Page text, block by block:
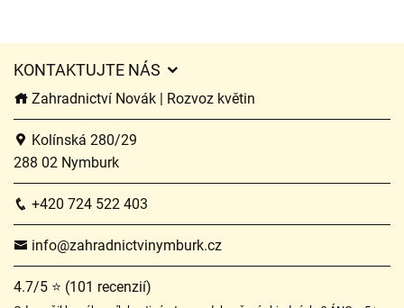
KONTAKTUJTE NÁS
Zahradnictví Novák | Rozvoz květin
Kolínská 280/29
288 02 Nymburk
+420 724 522 403
info@zahradnictvinymburk.cz
4.7/5 ⭐ (101 recenzií)